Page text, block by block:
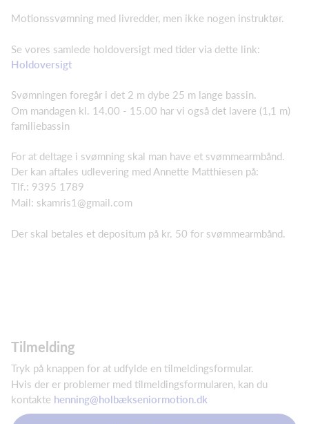
Motionssvømning med livredder, men ikke nogen instruktør.
Se vores samlede holdoversigt med tider via dette link:
Holdoversigt
Svømningen foregår i det 2 m dybe 25 m lange bassin.
Om mandagen kl. 14.00 - 15.00 har vi også det lavere (1,1 m)
familiebassin
For at deltage i svømning skal man have et svømmearmbånd.
Der kan aftales udlevering med Annette Matthiesen på:
Tlf.: 9395 1789
Mail: skamris1@gmail.com
Der skal betales et depositum på kr. 50 for svømmearmbånd.
Tilmelding
Tryk på knappen for at udfylde en tilmeldingsformular.
Hvis der er problemer med tilmeldingsformularen, kan du
kontakte henning@holbækseniormotion.dk